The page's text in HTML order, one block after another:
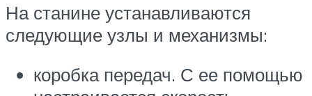
На станине устанавливаются
следующие узлы и механизмы:
коробка передач. С ее помощью